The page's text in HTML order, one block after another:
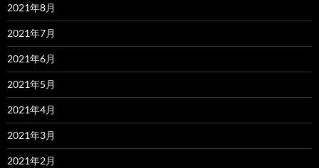
2021年8月
2021年7月
2021年6月
2021年5月
2021年4月
2021年3月
2021年2月